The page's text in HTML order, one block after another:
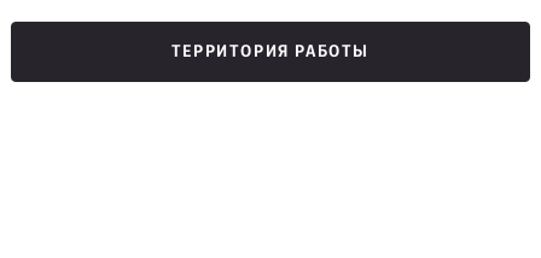
ТЕРРИТОРИЯ РАБОТЫ